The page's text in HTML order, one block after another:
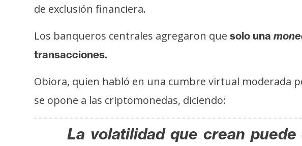
u
s
o
C
o
de exclusión financiera.
Los banqueros centrales agregaron que solo una
transacciones.
Obiora, quien habló en una cumbre virtual moderada
se opone a las criptomonedas, diciendo:
La volatilidad que crean